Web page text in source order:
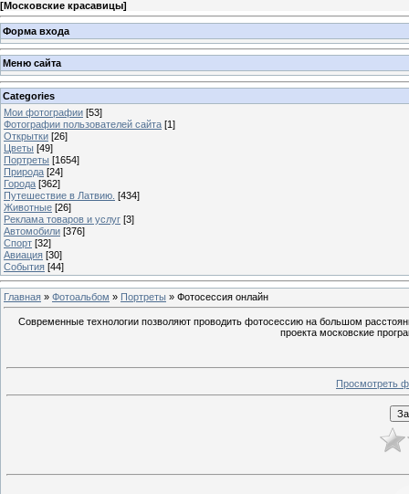
[Московские красавицы]
Форма входа
Меню сайта
Categories
Мои фотографии [53]
Фотографии пользователей сайта [1]
Открытки [26]
Цветы [49]
Портреты [1654]
Природа [24]
Города [362]
Путешествие в Латвию. [434]
Животные [26]
Реклама товаров и услуг [3]
Автомобили [376]
Спорт [32]
Авиация [30]
События [44]
Главная » Фотоальбом » Портреты » Фотосессия онлайн
Современные технологии позволяют проводить фотосессию на большом
проекта московские
Просмотреть